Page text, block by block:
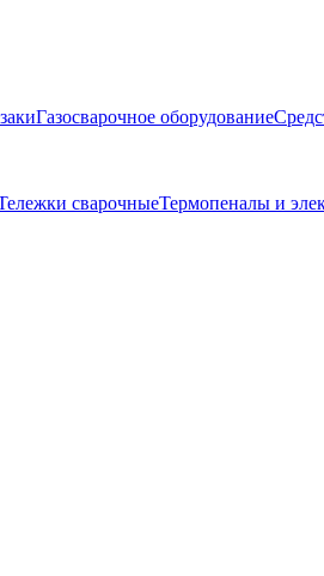
Газосварочное оборудование
сварочныеТермопеналы и